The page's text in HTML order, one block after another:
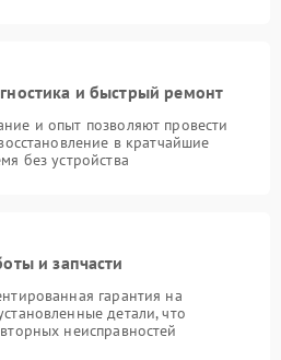
и быстрый ремонт
и опыт позволяют провести
в кратчайшие
без устройства
и запчасти
гарантия на
детали, что
неисправностей